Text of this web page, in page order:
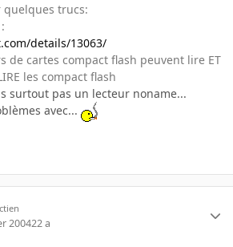
quelques trucs:
details/13063/
de cartes compact flash peuvent lire ET
les compact flash
surtout pas un lecteur noname...
avec...
200422 a